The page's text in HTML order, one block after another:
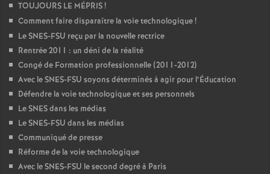
TOUJOURS LE MÉPRIS!
Comment faire disparaître la voie technologique!
Le SNES-FSU reçu par la nouvelle rectrice
Rentrée 2011 : un déni de la réalité
Congé de Formation professionnelle (2011-2012)
Avec le SNES-FSU soyons déterminés à agir pour l’Éducation
Défendre la voie technologique et ses personnels
Le SNES dans les médias
Le SNES-FSU dans les médias
Communiqué de presse
Réforme de la voie technologique
Avec le SNES-FSU le second degré à Paris